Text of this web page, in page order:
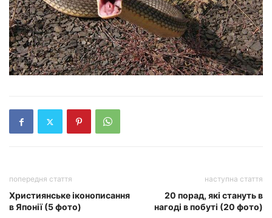
попередня стаття
Християнське іконописання
в Японії (5 фото)
наступна стаття
20 порад, які стануть в
нагоді в побуті (20 фото)